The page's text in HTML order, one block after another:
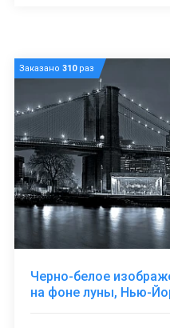
Заказано 310раз
Черно-белое
на фоне луны, Нью-